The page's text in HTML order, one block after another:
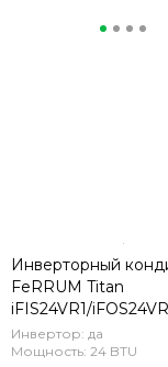
Инверторный
FeRRUM Titan
iFIS24VR1/
Инвертор: да
Мощность: 24 BTU